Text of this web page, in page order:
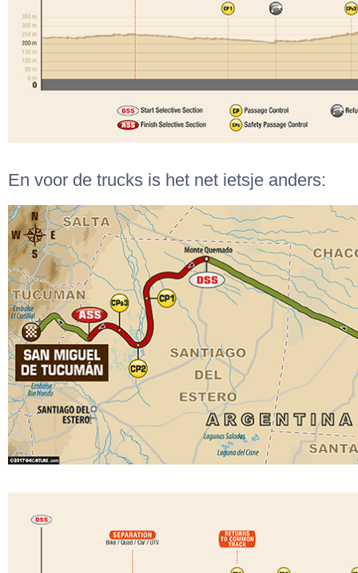
En voor de trucks is het net ietsje anders: